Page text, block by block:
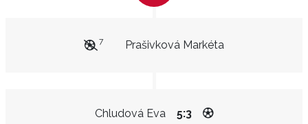
Prašivková Markéta
7
Chludová Eva 5:3